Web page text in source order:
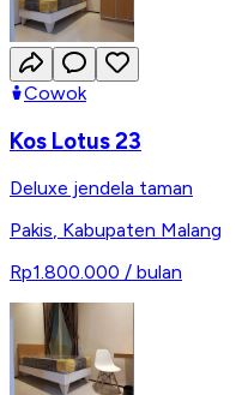
Cowok
Kos Lotus 23
Deluxe jendela taman
Pakis, Kabupaten Malang
Rp1.800.000 / bulan